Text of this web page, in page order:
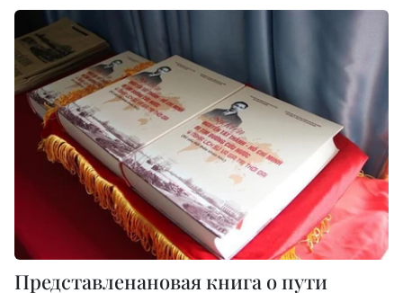
Представлена​​новая книга о пути